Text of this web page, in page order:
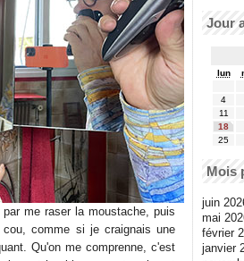
me raser la moustache, puis
comme si je craignais une
Qu'on me comprenne, c'est
Jour
lun
4
11
18
25
Mois
juin
mai
février
janvier